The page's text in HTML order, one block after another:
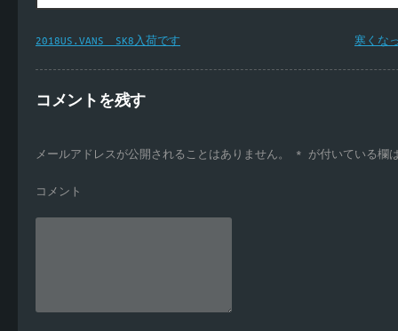
2018US.VANS SK8入荷です 寒くな
コメントを残す
メールアドレスが公開されることはありません。 * が付いている欄
コメント